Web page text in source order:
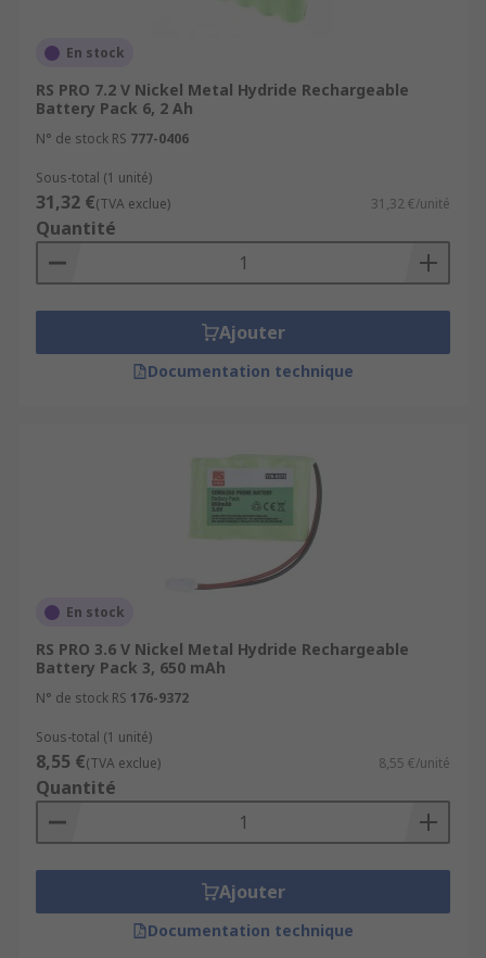
wire leading out of them that is typically
in one go to certain devices that require
more power.
Tag – Also similar to wire lead alternatives,
the tag will feature at the end of the packet
type and can also be used to recharge and
charge devices.
Features and benefits:
Capacities ranging from 600 to 2000 mAh
Ranging number of cells
Flat contact terminal types available
Operating temperatures ranging for -10 to
Where might I use one?
Remote controls
Digital cameras
Clocks
Trimmers
En stock
RS PRO 7.2 V Nickel Metal Hydride Rechargeable
Battery Pack 6, 2 Ah
N° de stock RS 777-0406
Sous-total (1 unité)
31,32 €(TVA exclue) 31,32 €/unité
Quantité
Ajouter
Documentation technique
En stock
RS PRO 3.6 V Nickel Metal Hydride Rechargeable
Battery Pack 3, 650 mAh
N° de stock RS 176-9372
Sous-total (1 unité)
8,55 €(TVA exclue) 8,55 €/unité
Quantité
Ajouter
Documentation technique